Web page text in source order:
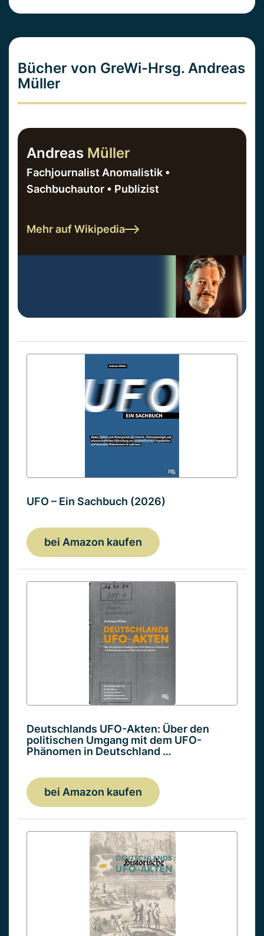
Bücher von GreWi-Hrsg. Andreas
Müller
Andreas Müller
Fachjournalist Anomalistik •
Sachbuchautor • Publizist
Mehr auf Wikipedia
UFO – Ein Sachbuch (2026)
bei Amazon kaufen
Deutschlands UFO-Akten: Über den
politischen Umgang mit dem UFO-
Phänomen in Deutschland …
bei Amazon kaufen